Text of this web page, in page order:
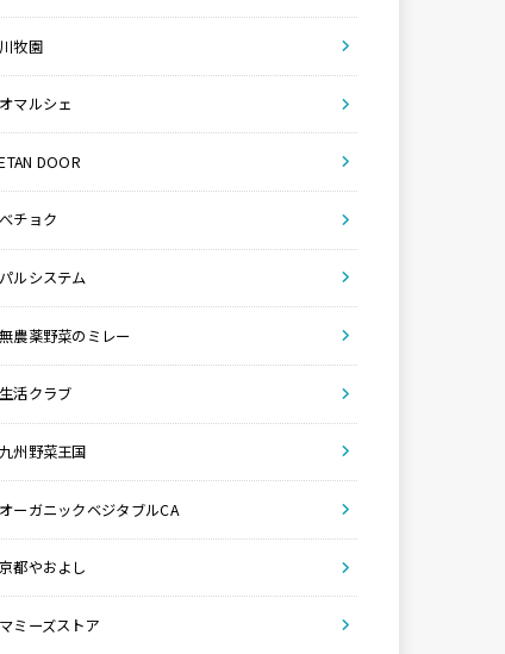
牧園
マルシェ
DOOR
チョク
ルシステム
農薬野菜のミレー
活クラブ
州野菜王国
ーガニックベジタブルCA
都やおよし
ミーズストア